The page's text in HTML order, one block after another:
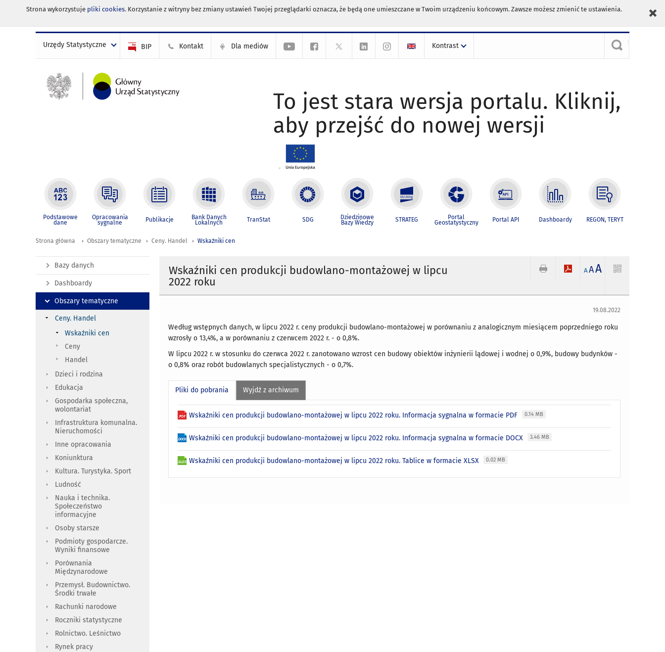
Strona wykorzystuje pliki cookies. Korzystanie z witryny bez zmiany ustawień Twojej przeglądarki oznacza, że będą one umieszczane w Twoim urządzeniu końcowym. Zawsze możesz zmienić te ustawienia.
Urzędy Statystyczne BIP Kontakt Dla mediów Kontrast
To jest stara wersja portalu. Kliknij,
aby przejść do nowej wersji
Podstawowe
dane
Opracowania
sygnalne Publikacje Bank Danych
Lokalnych TranStat SDG Dziedzinowe
Bazy Wiedzy STRATEG Portal
Geostatystyczny Portal API Dashboardy REGON, TERYT
Strona główna Obszary tematyczne Ceny. Handel Wskaźniki cen
Wskaźniki cen produkcji budowlano-montażowej w lipcu
2022 roku
A AA
19.08.2022
Według wstępnych danych, w lipcu 2022 r. ceny produkcji budowlano-montażowej w porównaniu z analogicznym miesiącem poprzedniego roku
wzrosły o 13,4%, a w porównaniu z czerwcem 2022 r. - o 0,8%.
W lipcu 2022 r. w stosunku do czerwca 2022 r. zanotowano wzrost cen budowy obiektów inżynierii lądowej i wodnej o 0,9%, budowy budynków -
o 0,8% oraz robót budowlanych specjalistycznych - o 0,7%.
Pliki do pobrania Wyjdź z archiwum
Wskaźniki cen produkcji budowlano-montażowej w lipcu 2022 roku. Informacja sygnalna w formacie PDF 0.14 MB
Wskaźniki cen produkcji budowlano-montażowej w lipcu 2022 roku. Informacja sygnalna w formacie DOCX 3.46 MB
Wskaźniki cen produkcji budowlano-montażowej w lipcu 2022 roku. Tablice w formacie XLSX 0.02 MB
Bazy danych
Dashboardy
Obszary tematyczne
Ceny. Handel
Wskaźniki cen
Ceny
Handel
Dzieci i rodzina
Edukacja
Gospodarka społeczna,
wolontariat
Infrastruktura komunalna.
Nieruchomości
Inne opracowania
Koniunktura
Kultura. Turystyka. Sport
Ludność
Nauka i technika.
Społeczeństwo
informacyjne
Osoby starsze
Podmioty gospodarcze.
Wyniki finansowe
Porównania
Międzynarodowe
Przemysł. Budownictwo.
Środki trwałe
Rachunki narodowe
Roczniki statystyczne
Rolnictwo. Leśnictwo
Rynek pracy